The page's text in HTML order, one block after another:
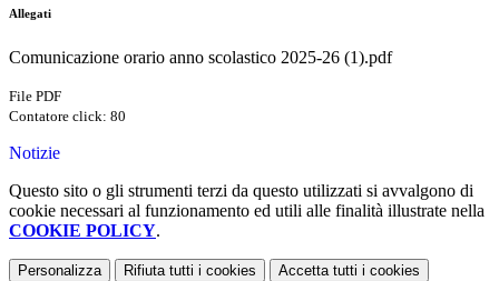
Allegati
Comunicazione orario anno scolastico 2025-26 (1).pdf
File PDF
Contatore click: 80
Notizie
Questo sito o gli strumenti terzi da questo utilizzati si avvalgono di
cookie necessari al funzionamento ed utili alle finalità illustrate nella
COOKIE POLICY.
Personalizza Rifiuta tutti i cookies Accetta tutti i cookies